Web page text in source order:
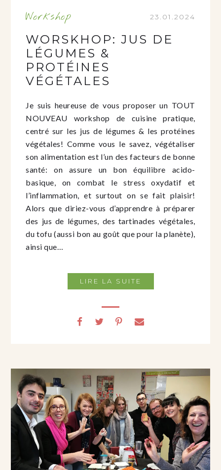
Workshop 23.01.2024
WORSKHOP: JUS DE
LÉGUMES &
PROTÉINES
VÉGÉTALES
Je suis heureuse de vous proposer un TOUT
NOUVEAU workshop de cuisine pratique,
centré sur les jus de légumes & les protéines
végétales! Comme vous le savez, végétaliser
son alimentation est l’un des facteurs de bonne
santé: on assure un bon équilibre acido-
basique, on combat le stress oxydatif et
l’inflammation, et surtout on se fait plaisir!
Alors que diriez-vous d’apprendre à préparer
des jus de légumes, des tartinades végétales,
du tofu (aussi bon au goût que pour la planète),
ainsi que…
LIRE LA SUITE